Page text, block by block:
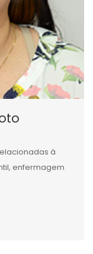
à
enfermagem